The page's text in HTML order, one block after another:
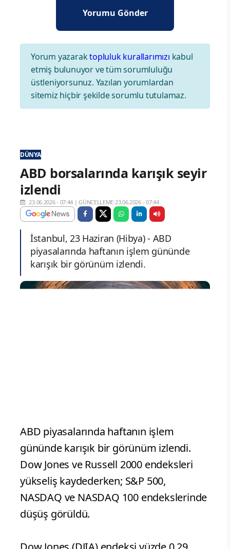
Yorum yazaraktopluluk kurallarımızı kabul
etmiş bulunuyor ve tüm sorumluluğu
üstleniyorsunuz. Yazılan yorumlardan
sitemiz hiçbir şekilde sorumlu tutulamaz.
DÜNYA
ABD borsalarında karışık seyir
izlendi
23.06.2026 - 07:44 |GÜNCELLEME:23.06.2026 - 07:44
İstanbul, 23 Haziran (Hibya) - ABD
piyasalarında haftanın işlem gününde
karışık bir görünüm izlendi.
ABD piyasalarında haftanın işlem
gününde karışık bir görünüm izlendi.
Dow Jones ve Russell 2000 endeksleri
yükseliş kaydederken; S&P 500,
NASDAQ ve NASDAQ 100 endekslerinde
düşüş görüldü.